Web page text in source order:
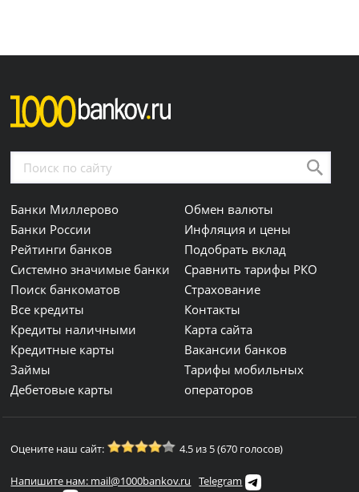
Банки Миллерово
Банки России
Рейтинги банков
Системно значимые банки
Поиск банкоматов
Все кредиты
Кредиты наличными
Кредитные карты
Займы
Дебетовые карты
Обмен валюты
Инфляция и цены
Подобрать вклад
Сравнить тарифы РКО
Страхование
Контакты
Карта сайта
Вакансии банков
Тарифы мобильных
операторов
Оцените наш сайт: 4.5 из 5 (670 голосов)
Напишите нам: mail@1000bankov.ru
Telegram